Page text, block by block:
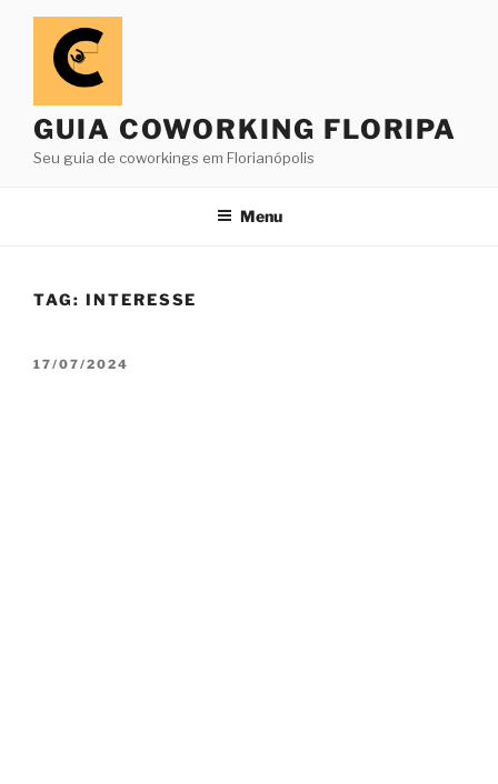
Pular
conteúdo
GUIA COWORKING FLORIPA
Seu guia de coworkings em Florianópolis
Menu
TAG: INTERESSE
PUBLICADO
17/07/2024